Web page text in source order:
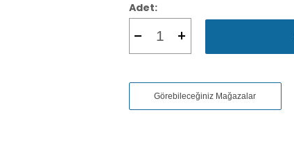
Adet:
Görebileceğiniz Mağazalar